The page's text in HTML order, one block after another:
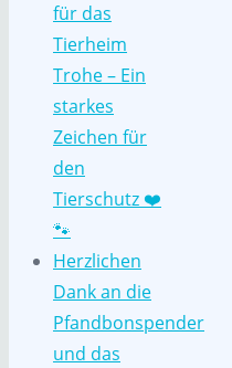
für das
Tierheim
Trohe – Ein
starkes
Zeichen für
den
Tierschutz ❤️
🐾
Herzlichen
Dank an die
Pfandbonspender
und das